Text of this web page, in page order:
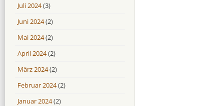
Juli 2024(3)
Juni 2024(2)
Mai 2024(2)
April 2024(2)
März 2024(2)
Februar 2024(2)
Januar 2024(2)